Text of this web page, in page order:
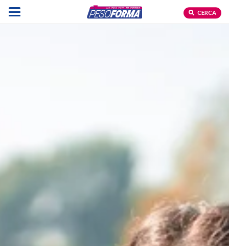
CERCA